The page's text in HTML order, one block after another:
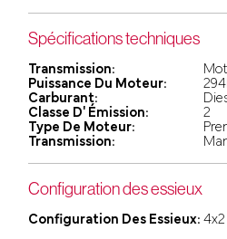
Spécifications techniques
Transmission:
Puissance Du Moteur:
Carburant:
Classe D' Émission:
2
Type De Moteur:
Transmission:
Configuration des essieux
Configuration Des Essieux: 4x2